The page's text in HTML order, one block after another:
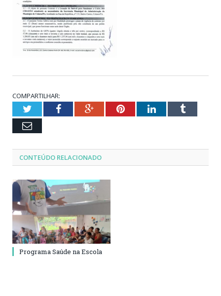
COMPARTILHAR:
TwitterFacebookGoogle+PinterestLinkedInTumblr
Email
CONTEÚDO RELACIONADO
Programa Saúde na Escola